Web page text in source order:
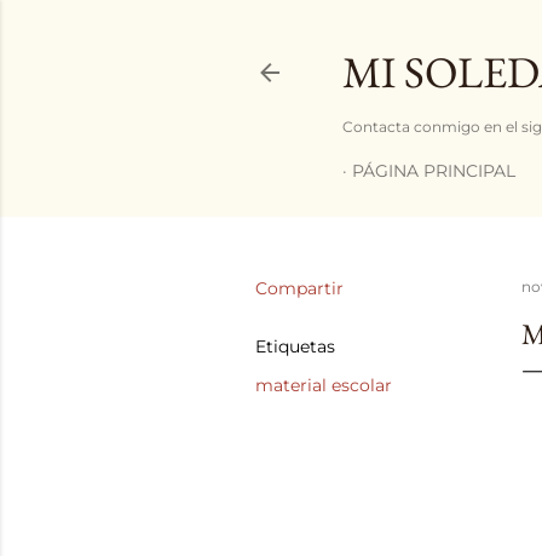
MI
Contacta conmigo en el
PÁGINA PRINCIPAL
Compartir
Etiquetas
material escolar